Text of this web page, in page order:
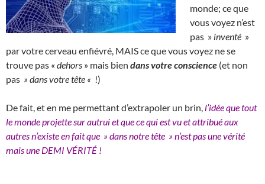
monde; ce que
vous voyez n’est
pas » inventé »
par votre cerveau enfiévré, MAIS ce que vous voyez ne se
trouve pas « dehors » mais bien dans votre conscience (et non
pas » dans votre tête « !)
De fait, et en me permettant d’extrapoler un brin, l’idée que tout
le monde projette sur autrui et que ce qui est vu et attribué aux
autres n’existe en fait que » dans notre tête » n’est pas une vérité
mais une DEMI VÉRITÉ !